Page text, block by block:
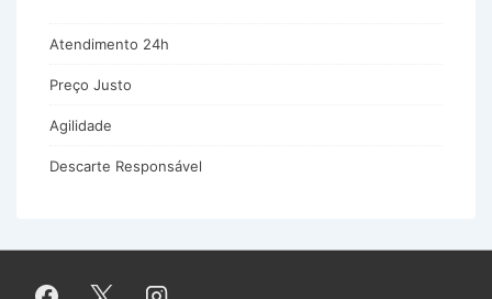
Atendimento 24h
Preço Justo
Agilidade
Descarte Responsável